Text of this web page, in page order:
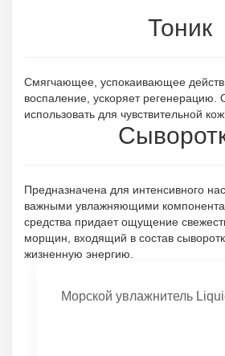
Тоник
Смягчающее, успокаивающее
воспаление, ускоряет регенерацию.
использовать для чувствительной
Предназначена для интенсивного
важными увлажняющими
средства придает ощущение
морщин, входящий в состав
жизненную энергию.
Морской увлажнитель